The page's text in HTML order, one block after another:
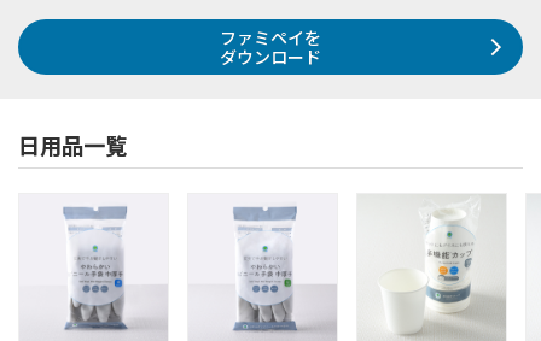
ファミペイを
ダウンロード
日用品一覧